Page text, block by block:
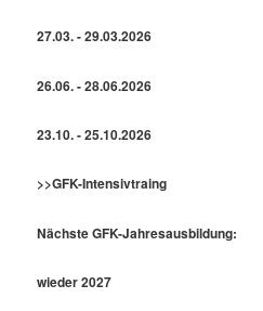
27.03. - 29.03.2026
26.06. - 28.06.2026
23.10. - 25.10.2026
>>GFK-Intensivtraing
Nächste GFK-Jahresausbildung:
wieder 2027